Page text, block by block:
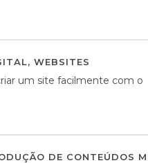
, WEBSITES
um site facilmente com o
DE CONTEÚDOS